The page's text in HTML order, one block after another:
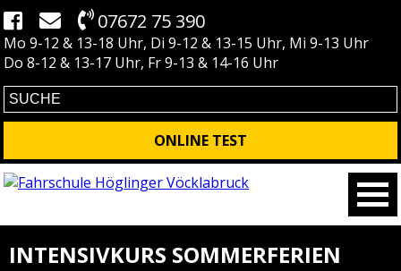
07672 75 390
Mo 9-12 & 13-18 Uhr, Di 9-12 & 13-15 Uhr, Mi 9-13 Uhr
Do 8-12 & 13-17 Uhr, Fr 9-13 & 14-16 Uhr
ONLINE TEST
INTENSIVKURS SOMMERFERIEN